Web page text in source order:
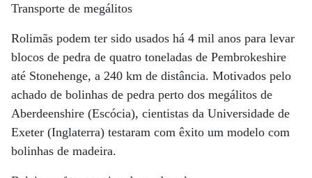
Transporte de megálitos
Rolimãs podem ter sido usados há 4 mil anos para levar
blocos de pedra de quatro toneladas de Pembrokeshire
até Stonehenge, a 240 km de distância. Motivados pelo
achado de bolinhas de pedra perto dos megálitos de
Aberdeenshire (Escócia), cientistas da Universidade de
Exeter (Inglaterra) testaram com êxito um modelo com
bolinhas de madeira.